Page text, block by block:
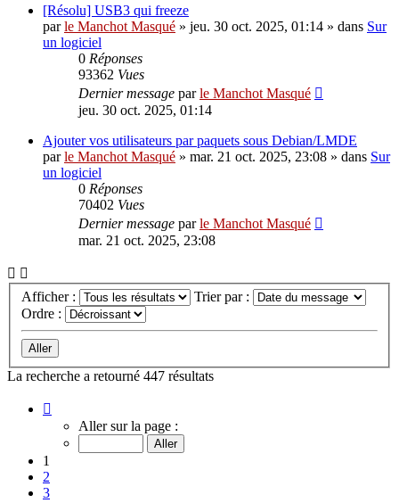
[Résolu] USB3 qui freeze
parle Manchot Masqué » jeu. 30 oct. 2025, 01:14 » dans Sur
un logiciel
0 Réponses
93362 Vues
Dernier message parle Manchot Masqué
jeu. 30 oct. 2025, 01:14
Ajouter vos utilisateurs par paquets sous Debian/LMDE
parle Manchot Masqué » mar. 21 oct. 2025, 23:08 » dans Sur
un logiciel
0 Réponses
70402 Vues
Dernier message parle Manchot Masqué
mar. 21 oct. 2025, 23:08
Afficher :
Trier par :
Ordre :
La recherche a retourné 447 résultats
sur
Aller sur la page :
1
2
3